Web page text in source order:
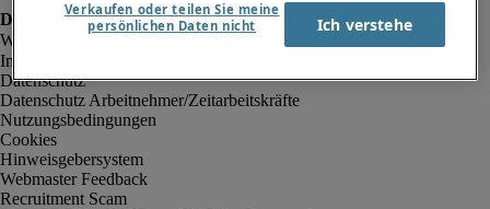
Impressum
Datenschutz
Datenschutz Arbeitnehmer/Zeitarbeitskräfte
Nutzungsbedingungen
Cookies
Hinweisgebersystem
Webmaster Feedback
Recruitment Scam
Verkaufen oder teilen Sie meine
persönlichen Daten nicht
Ich verstehe